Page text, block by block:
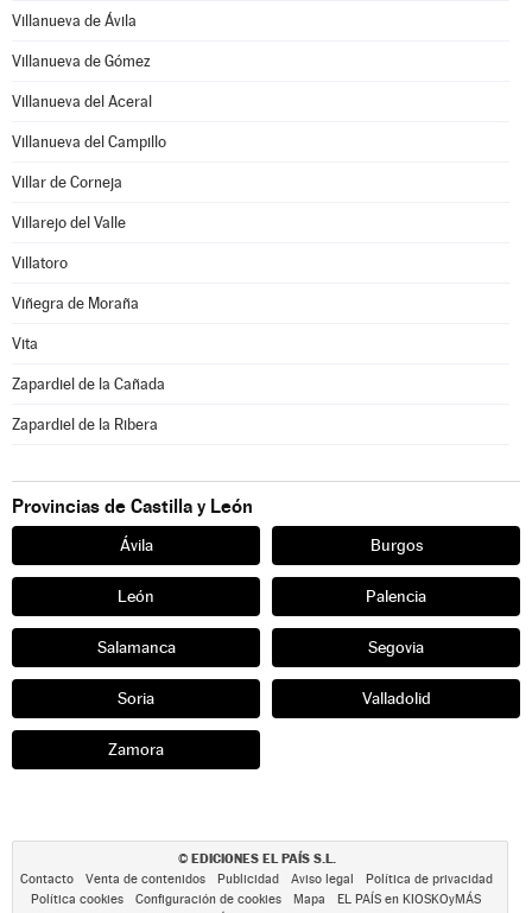
Villanueva de Ávila
Villanueva de Gómez
Villanueva del Aceral
Villanueva del Campillo
Villar de Corneja
Villarejo del Valle
Villatoro
Viñegra de Moraña
Vita
Zapardiel de la Cañada
Zapardiel de la Ribera
Provincias de Castilla y León
Ávila Burgos
León Palencia
Salamanca Segovia
Soria Valladolid
Zamora
© EDICIONES EL PAÍS S.L.
Contacto Venta de contenidos Publicidad Aviso legal
Política de privacidad
Política cookies
Configuración de cookies Mapa
EL PAÍS en KIOSKOyMÁS